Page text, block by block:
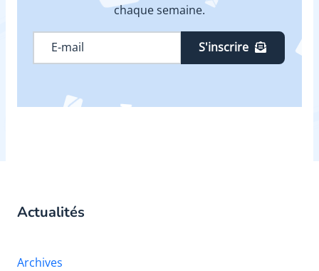
chaque semaine.
S'inscrire
Actualités
Archives